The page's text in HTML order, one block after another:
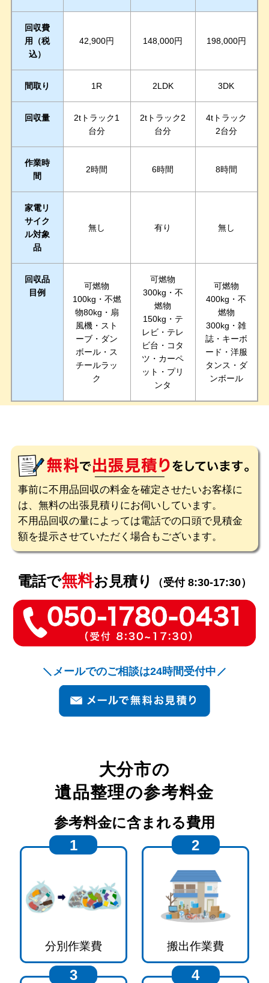
回収費
用（税
込）
42,900円 148,000円 198,000円
間取り 1R 2LDK 3DK
回収量
2tトラック1
台分
2tトラック2
台分
4tトラック
2台分
作業時
間
2時間 6時間 8時間
家電リ
サイク
ル対象
品
無し 有り 無し
回収品
目例
可燃物
100kg・不燃
物80kg・扇
風機・スト
ーブ・ダン
ボール・ス
チールラッ
ク
可燃物
300kg・不
燃物
150kg・テ
レビ・テレ
ビ台・コタ
ツ・カーペ
ット・プリ
ンタ
可燃物
400kg・不
燃物
300kg・雑
誌・キーボ
ード・洋服
タンス・ダ
ンボール
事前に不用品回収の料金を確定させたいお客様に
は、無料の出張見積りにお伺いしています。
不用品回収の量によっては電話での口頭で見積金
額を提示させていただく場合もございます。
電話で無料お見積り （受付 8:30-17:30）
メールでのご相談は24時間受付中
大分市の
遺品整理の参考料金
参考料金に含まれる費用
1
分別作業費
2
搬出作業費
3 4